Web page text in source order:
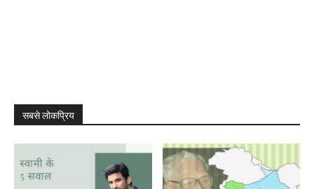
सबसे लोकप्रिय